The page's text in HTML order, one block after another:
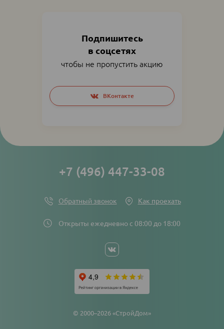
Подпишитесь
в соцсетях
чтобы не пропустить акцию
Social
networks
links
ВКонтакте
Открыты ежедневно с 08:00 до 18:00
+7 (496) 447-33-08
Обратный звонок Как проехать
Social
links
© 2000–2026 «СтройДом»